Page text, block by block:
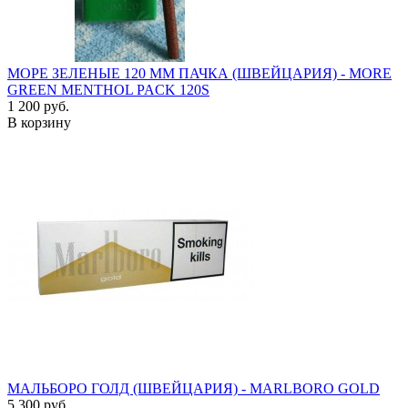
МОРЕ ЗЕЛЕНЫЕ 120 ММ ПАЧКА (ШВЕЙЦАРИЯ) - MORE
GREEN MENTHOL PACK 120S
1 200 руб.
В корзину
МАЛЬБОРО ГОЛД (ШВЕЙЦАРИЯ) - MARLBORO GOLD